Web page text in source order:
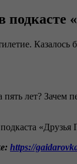
пять лет?
«Друзья
https://